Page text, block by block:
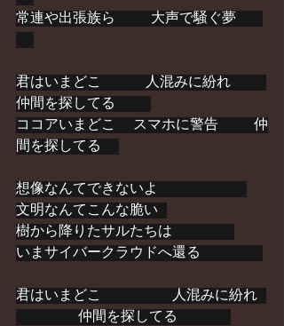
常連や出張族ら    大声で騒ぐ夢
君はいまどこ     人混みに紛れ
仲間を探してる
ココアいまどこ  スマホに警告    仲
間を探してる
想像なんてできないよ
文明なんてこんな脆い
樹から降りたサルたちは
いまサイバークラウドへ還る
君はいまどこ        人混みに紛れ
       仲間を探してる